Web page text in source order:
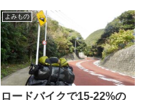
（海外掲示板から）
よみもの
ロードバイクで15-22%の